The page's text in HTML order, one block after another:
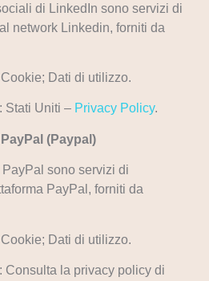
di LinkedIn sono servizi di
network Linkedin, forniti da
Dati di utilizzo.
Stati Uniti – Privacy Policy.
(Paypal)
PayPal sono servizi di
PayPal, forniti da
Dati di utilizzo.
Consulta la privacy policy di